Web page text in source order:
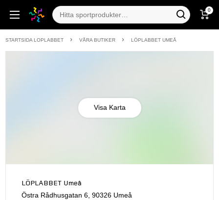
0
STARTSIDA LOPLABBET VÅRA BUTIKER LÖPLABBET UMEÅ
Visa Karta
LÖPLABBET Umeå
Östra Rådhusgatan 6, 90326 Umeå